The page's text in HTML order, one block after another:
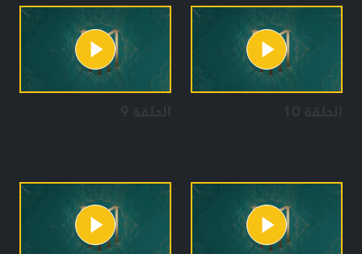
الحلقة 10 الحلقة 9